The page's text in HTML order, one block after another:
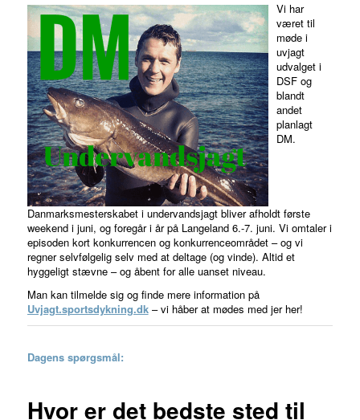
Vi har
været til
møde i
uvjagt
udvalget i
DSF og
blandt
andet
planlagt
DM.
Danmarksmesterskabet i undervandsjagt bliver afholdt første
weekend i juni, og foregår i år på Langeland 6.-7. juni. Vi omtaler i
episoden kort konkurrencen og konkurrenceområdet – og vi
regner selvfølgelig selv med at deltage (og vinde). Altid et
hyggeligt stævne – og åbent for alle uanset niveau.
Man kan tilmelde sig og finde mere information på
Uvjagt.sportsdykning.dk – vi håber at mødes med jer her!
Dagens spørgsmål:
Hvor er det bedste sted til